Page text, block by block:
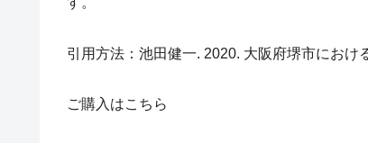
引用方法：池田健一. 2020. 大阪府堺市にお
ご購入はこちら